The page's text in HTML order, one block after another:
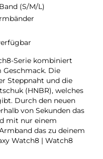
(S/M/L)
Serie kombiniert
Die
Steppnaht und die
(HNBR), welches
Durch den neuen
von Sekunden das
mit nur einem
das zu deinem
Watch8 | Watch8